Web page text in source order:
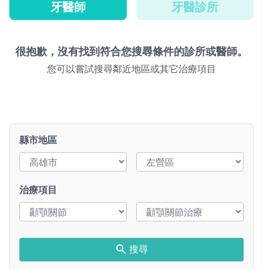
牙醫師 牙醫診所
很抱歉，沒有找到符合您搜尋條件的診所或醫師。
您可以嘗試搜尋鄰近地區或其它治療項目
縣市地區
治療項目
搜尋